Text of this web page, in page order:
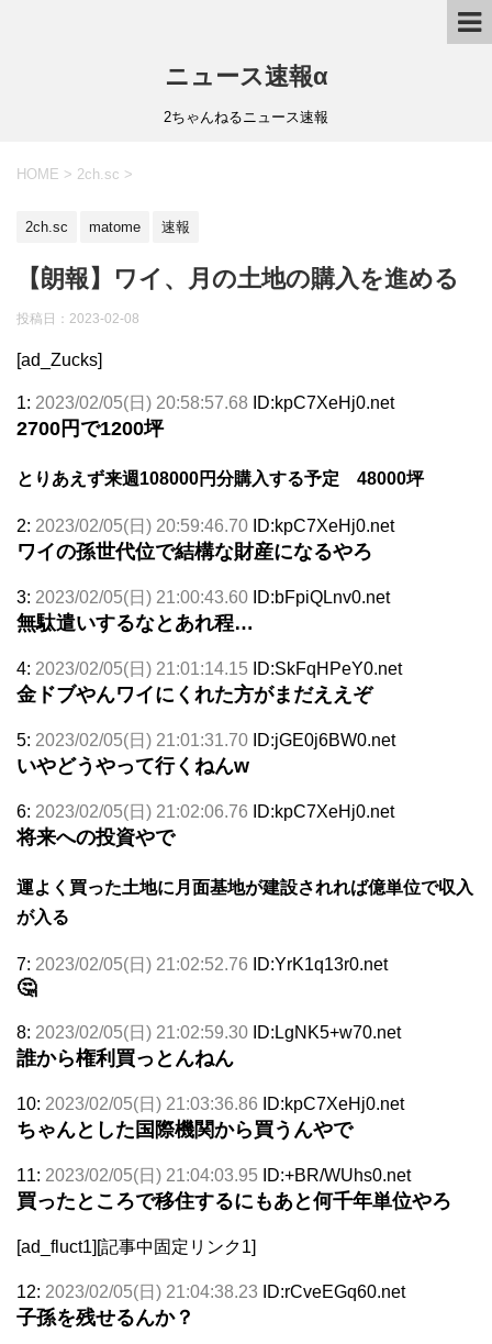
ニュース速報α
2ちゃんねるニュース速報
HOME > 2ch.sc >
2ch.sc matome 速報
【朗報】ワイ、月の土地の購入を進める
投稿日： 2023-02-08
[ad_Zucks]
1: 2023/02/05(日) 20:58:57.68 ID:kpC7XeHj0.net
2700円で1200坪
とりあえず来週108000円分購入する予定 48000坪
2: 2023/02/05(日) 20:59:46.70 ID:kpC7XeHj0.net
ワイの孫世代位で結構な財産になるやろ
3: 2023/02/05(日) 21:00:43.60 ID:bFpiQLnv0.net
無駄遣いするなとあれ程…
4: 2023/02/05(日) 21:01:14.15 ID:SkFqHPeY0.net
金ドブやんワイにくれた方がまだええぞ
5: 2023/02/05(日) 21:01:31.70 ID:jGE0j6BW0.net
いやどうやって行くねんw
6: 2023/02/05(日) 21:02:06.76 ID:kpC7XeHj0.net
将来への投資やで
運よく買った土地に月面基地が建設されれば億単位で収入
が入る
7: 2023/02/05(日) 21:02:52.76 ID:YrK1q13r0.net
🤔
8: 2023/02/05(日) 21:02:59.30 ID:LgNK5+w70.net
誰から権利買っとんねん
10: 2023/02/05(日) 21:03:36.86 ID:kpC7XeHj0.net
ちゃんとした国際機関から買うんやで
11: 2023/02/05(日) 21:04:03.95 ID:+BR/WUhs0.net
買ったところで移住するにもあと何千年単位やろ
[ad_fluct1][記事中固定リンク1]
12: 2023/02/05(日) 21:04:38.23 ID:rCveEGq60.net
子孫を残せるんか？